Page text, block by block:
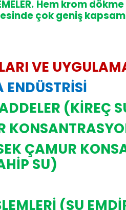
Hem krom
çok geniş
VE
ENDÜSTRİSİ
(KİREÇ
ÇAMUR
SU)
(SU